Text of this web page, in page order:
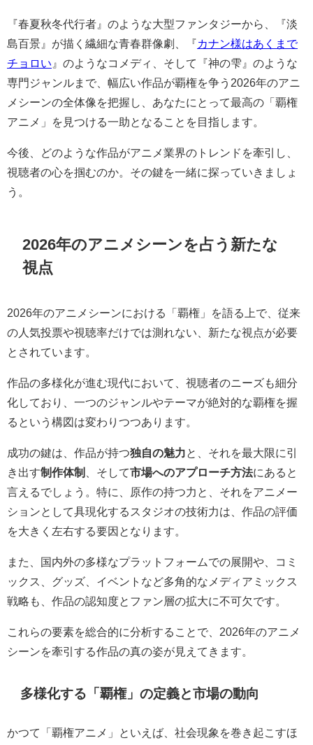
『春夏秋冬代行者』のような大型ファンタジーから、『淡
島百景』が描く繊細な青春群像劇、『カナン様はあくまで
チョロい 』のようなコメディ、そして『神の雫』のような
専門ジャンルまで、幅広い作品が覇権を争う2026年のアニ
メシーンの全体像を把握し、あなたにとって最高の「覇権
アニメ」を見つける一助となることを目指します。
今後、どのような作品がアニメ業界のトレンドを牽引し、
視聴者の心を掴むのか。その鍵を一緒に探っていきましょ
う。
2026年のアニメシーンを占う新たな
視点
2026年のアニメシーンにおける「覇権」を語る上で、従来
の人気投票や視聴率だけでは測れない、新たな視点が必要
とされています。
作品の多様化が進む現代において、視聴者のニーズも細分
化しており、一つのジャンルやテーマが絶対的な覇権を握
るという構図は変わりつつあります。
成功の鍵は、作品が持つ独自の魅力 と、それを最大限に引
き出す制作体制 、そして市場へのアプローチ方法にあると
言えるでしょう。特に、原作の持つ力と、それをアニメー
ションとして具現化するスタジオの技術力は、作品の評価
を大きく左右する要因となります。
また、国内外の多様なプラットフォームでの展開や、コミ
ックス、グッズ、イベントなど多角的なメディアミックス
戦略も、作品の認知度とファン層の拡大に不可欠です。
これらの要素を総合的に分析することで、2026年のアニメ
シーンを牽引する作品の真の姿が見えてきます。
多様化する「覇権」の定義と市場の動向
かつて「覇権アニメ」といえば、社会現象を巻き起こすほ